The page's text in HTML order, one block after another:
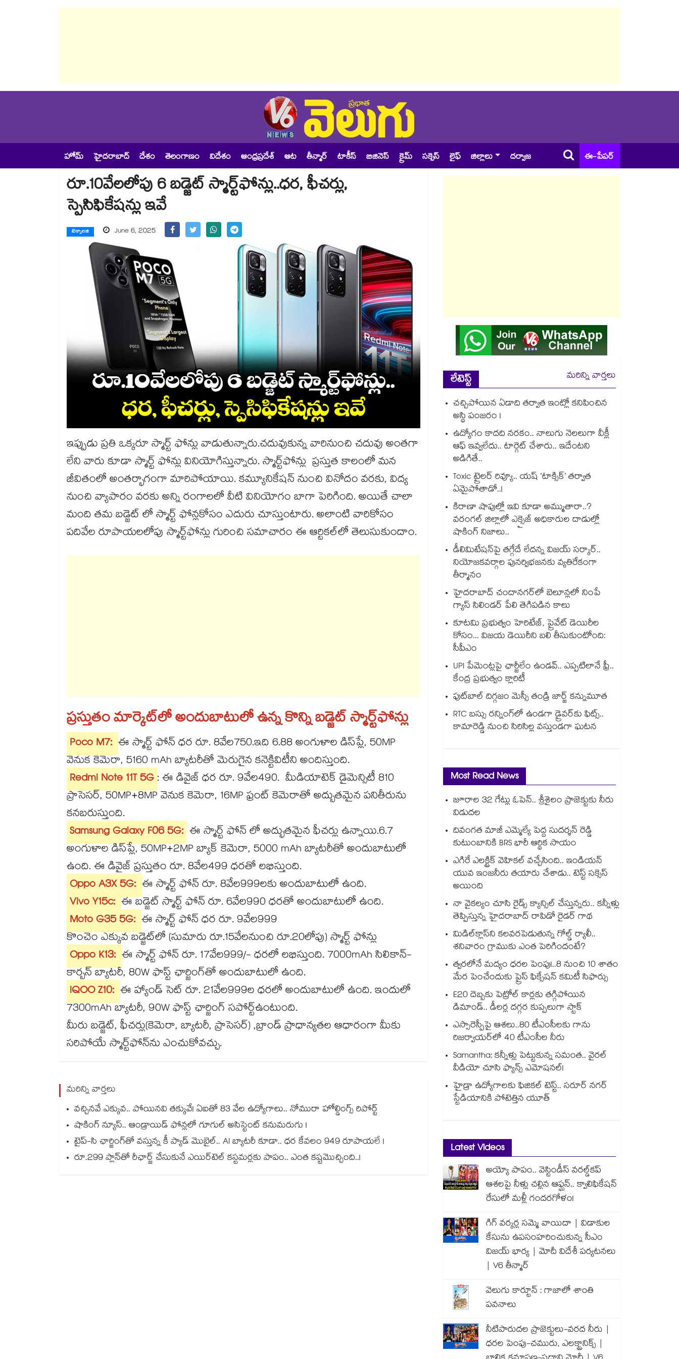
హోమ్ హైదరాబాద్ దేశం తెలంగాణం విదేశం ఆంధ్రప్రదేశ్ ఆట తీన్మార్ టాకీస్ బిజినెస్ క్రైమ్ సక్సెస్ లైఫ్ జిల్లాలు దర్వాజ ఈ-పేపర్
రూ.10వేలలోపు 6 బడ్జెట్ స్మార్ట్‌ఫోన్లు..ధర, ఫీచర్లు,
స్పెసిఫికేషన్లు ఇవే
టెక్నాలజి June 6, 2025
ఇప్పుడు ప్రతి ఒక్కరూ స్మార్ట్ ఫోన్లు వాడుతున్నారు.చదువుకున్న వారినుంచి చదువు అంతగా
లేని వారు కూడా స్మార్ట్ ఫోన్లు వినియోగిస్తున్నారు. స్మార్ట్‌ఫోన్లు ప్రస్తుత కాలంలో మన
జీవితంలో అంతర్భాగంగా మారిపోయాయి. కమ్యూనికేషన్ నుంచి వినోదం వరకు, విద్య
నుంచి వ్యాపారం వరకు అన్ని రంగాలలో వీటి వినియోగం బాగా పెరిగింది. అయితే చాలా
మంది తమ బడ్జెట్ లో స్మార్ట్ ఫోన్లకోసం ఎదురు చూస్తుంటారు. అలాంటి వారికోసం
పదివేల రూపాయలలోపు స్మార్ట్⁬ఫోన్లు గురించి సమాచారం ఈ ఆర్టికల్⁬లో తెలుసుకుందాం.
ప్రస్తుతం మార్కెట్‌లో అందుబాటులో ఉన్న కొన్ని బడ్జెట్ స్మార్ట్‌ఫోన్లు
Poco M7: ఈ స్మార్ట్ ఫోన్ ధర రూ. 8వేల750.ఇది 6.88 అంగుళాల డిస్‌ప్లే, 50MP
వెనుక కెమెరా, 5160 mAh బ్యాటరీతో మెరుగైన కనెక్టివిటీని అందిస్తుంది.
Redmi Note 11T 5G: ఈ డివైజ్ ధర రూ. 9వేల490. మీడియాటెక్ డైమెన్సిటీ 810
ప్రాసెసర్, 50MP+8MP వెనుక కెమెరా, 16MP ఫ్రంట్ కెమెరాతో అద్బుతమైన పనితీరును
కనబరుస్తుంది.
Samsung Galaxy F06 5G: ఈ స్మార్ట్ ఫోన్ లో అద్భుతమైన ఫీచర్లు ఉన్నాయి.6.7
అంగుళాల డిస్‌ప్లే, 50MP+2MP బ్యాక్ కెమెరా, 5000 mAh బ్యాటరీతో అందుబాటులో
ఉంది. ఈ డివైజ్ ప్రస్తుతం రూ. 8వేల499 ధరతో లభిస్తుంది.
Oppo A3X 5G: ఈ స్మార్ట్ ఫోన్ రూ. 8వేల999లకు అందుబాటులో ఉంది.
Vivo Y15c: ఈ బడ్జెట్ స్మార్ట్ ఫోన్ రూ. 6వేల990 ధరతో అందుబాటులో ఉంది.
Moto G35 5G: ఈ స్మార్ట్ ఫోన్ ధర రూ. 9వేల999
కొంచెం ఎక్కువ బడ్జెట్‌లో (సుమారు రూ.15వేలనుంచి రూ.20లోపు) స్మార్ట్ ఫోన్లు
Oppo K13: ఈ స్మార్ట్ ఫోన్ రూ. 17వేల999/- ధరలో లభిస్తుంది. 7000mAh సిలికాన్-
కార్బన్ బ్యాటరీ, 80W ఫాస్ట్ ఛార్జింగ్‌తో అందుబాటులో ఉంది.
iQOO Z10: ఈ హ్యాండ్ సెట్ రూ. 21వేల999ల ధరలో అందుబాటులో ఉంది. ఇందులో
7300mAh బ్యాటరీ, 90W ఫాస్ట్ ఛార్జింగ్ సపోర్ట్‌ఉంటుంది.
మీరు బడ్జెట్, ఫీచర్లు(కెమెరా, బ్యాటరీ, ప్రాసెసర్) ,బ్రాండ్ ప్రాధాన్యతల ఆధారంగా మీకు
సరిపోయే స్మార్ట్‌ఫోన్‌ను ఎంచుకోవచ్చు.
మరిన్ని వార్తలు
వచ్చినవే ఎక్కువ.. పోయినవి తక్కువే! ఏఐతో 83 వేల ఉద్యోగాలు.. నోమురా హోల్డింగ్స్ రిపోర్ట్
షాకింగ్ న్యూస్.. ఆండ్రాయిడ్ ఫోన్లలో గూగుల్ అసిస్టెంట్ కనుమరుగు !
టైప్-సి ఛార్జింగ్⁪తో వస్తున్న కీ ప్యాడ్ మొబైల్.. AI బ్యాటరీ కూడా.. ధర కేవలం 949 రూపాయలే !
రూ.299 ప్లాన్‌తో రీఛార్జ్ చేసుకునే ఎయిర్‌టెల్ కస్టమర్లకు పాపం.. ఎంత కష్టమొచ్చింది..!
లేటెస్ట్
మరిన్ని వార్తలు
చచ్చిపోయిన ఏడాది తర్వాత ఇంట్లో కనిపించిన
అస్థి పంజరం !
ఉద్యోగం కాదది నరకం.. నాలుగు నెలలుగా వీక్లీ
ఆఫ్ ఇవ్వలేదు.. టార్గెట్ చేశారు.. ఇదేంటని
అడిగితే..
Toxic ట్రైలర్ రివ్యూ.. యష్ ‘టాక్సిక్’ తర్వాత
ఏమైపోతాడో..!
కిరాణా షాపుల్లో ఇవి కూడా అమ్ముతారా..?
వరంగల్ జిల్లాలో ఎక్సైజ్ అధికారుల దాడుల్లో
షాకింగ్ నిజాలు..
డీలిమిటేషన్‎పై తగ్గేదే లేదన్న విజయ్ సర్కార్..
నియోజకవర్గాల పునర్విభజనకు వ్యతిరేకంగా
తీర్మానం
హైదరాబాద్⁪ చందానగర్⁫లో బెలూన్లలో నింపే
గ్యాస్ సిలిండర్ పేలి తెగిపడిన కాలు
కూటమి ప్రభుత్వం హెరిటేజ్, ప్రైవేట్ డెయిరీల
కోసం... విజయ డెయిరీని బలి తీసుకుంటోంది:
సీపీఎం
UPI పేమెంట్లపై ఛార్జీలేం ఉండవ్.. ఎప్పటిలానే ఫ్రీ..
కేంద్ర ప్రభుత్వం క్లారిటీ
ఫుట్‎బాల్ దిగ్గజం మెస్సీ తండ్రి జార్జ్ కన్నుమూత
RTC బస్సు రన్నింగ్⁫లో ఉండగా డ్రైవర్‌కు ఫిట్స్..
కామారెడ్డి నుంచి సిరిసిల్ల వస్తుండగా ఘటన
Most Read News
జూరాల 32 గేట్లు ఓపెన్.. శ్రీశైలం ప్రాజెక్టుకు నీరు
విడుదల
దివంగత మాజీ ఎమ్మెల్యే పెద్ద సుదర్శన్ రెడ్డి
కుటుంబానికి BRS భారీ ఆర్థిక సాయం
ఎగిరే ఎలక్ట్రిక్ వెహికల్ వచ్చేసింది.. ఇండియన్
యువ ఇంజనీరు తయారు చేశాడు.. టెస్ట్ సక్సెస్
అయింది
నా వైకల్యం చూసి రైడ్స్ క్యాన్సిల్ చేస్తున్నరు.. కన్నీళ్లు
తెప్పిస్తున్న హైదరాబాద్ రాపిడో రైడర్ గాథ
మిడిల్‌క్లాస్‌ని కలవరపెడుతున్న గోల్డ్ ర్యాలీ..
శనివారం గ్రాముకు ఎంత పెరిగిందంటే?
త్వరలోనే మద్యం ధ‌‌ర‌‌ల పెంపు!..8 నుంచి 10 శాతం
మేర పెంచేందుకు ప్రైస్ ఫిక్సేష‌‌న్ క‌‌మిటీ సిఫార్సు
E20 దెబ్బకు పెట్రోల్ కార్లకు తగ్గిపోయిన
డిమాండ్.. డీలర్ల దగ్గర కుప్పలుగా స్టాక్
ఎస్సారెస్పీపై ఆశలు..80 టీఎంసీలకు గాను
రిజర్వాయర్‌‌‌‌‌‌‌‌‌‌‌‌‌‌‌‌లో 40 టీఎంసీల నీరు
Samantha: కన్నీళ్లు పెట్టుకున్న సమంత.. వైరల్
వీడియో చూసి ఫ్యాన్స్ ఎమోషనల్!
హైడ్రా ఉద్యోగాలకు ఫిజికల్ టెస్ట్.. సరూర్ నగర్
స్టేడియానికి పోటెత్తిన యూత్
Latest Videos
అయ్యో పాపం.. వెస్టిండీస్ వరల్డ్‌కప్
ఆశలపై నీళ్లు చల్లిన ఆఫ్ఘన్.. క్వాలిఫికేషన్
రేసులో మళ్లీ గందరగోళం!
గిగ్ వర్కర్ల సమ్మె వాయిదా | విడాకుల
కేసును ఉపసంహరించుకున్న సీఎం
విజయ్ భార్య | మోదీ విదేశీ పర్యటనలు
| V6 తీన్మార్
వెలుగు కార్టూన్ : గాజాలో శాంతి
పవనాలు
నీటిపారుదల ప్రాజెక్టులు-వరద నీరు |
ధరల పెంపు-చమురు, ఎలక్ట్రానిక్స్ |